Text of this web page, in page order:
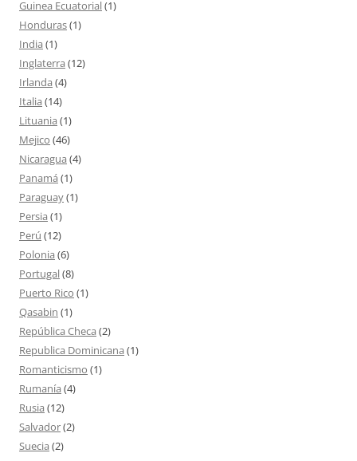
Guinea Ecuatorial(1)
Honduras(1)
India (1)
Inglaterra (12)
Irlanda (4)
Italia (14)
Lituania (1)
Mejico (46)
Nicaragua (4)
Panamá (1)
Paraguay(1)
Persia (1)
Perú (12)
Polonia (6)
Portugal(8)
Puerto Rico (1)
Qasabin (1)
República Checa (2)
Republica Dominicana (1)
Romanticismo (1)
Rumanía (4)
Rusia (12)
Salvador(2)
Suecia (2)